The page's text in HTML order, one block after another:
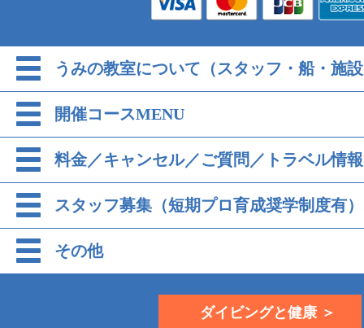
うみの教室について（スタッフ・船・施
開催コースMENU
料金／キャンセル／ご質問／トラベル情報
スタッフ募集（短期プロ育成奨学制度有）
その他
ダイビングと健康 ＞